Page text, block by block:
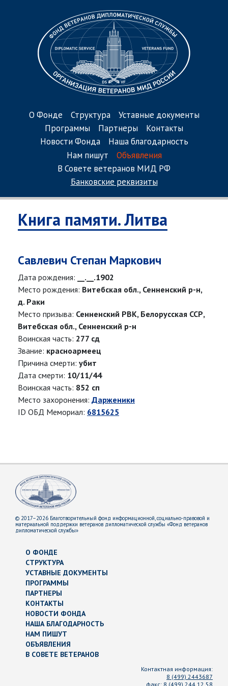
О Фонде Структура
Уставные документы
Программы
Партнеры
Контакты
Новости Фонда
Наша благодарность
Нам пишут
Объявления
В Совете ветеранов МИД РФ
Банковские реквизиты
Книга памяти. Литва
Савлевич Степан Маркович
Дата рождения:
__.__.1902
Место рождения: Витебская обл., Сенненский р-н,
д. Раки
Место призыва: Сенненский РВК, Белорусская ССР,
Витебская обл., Сенненский р-н
Воинская часть: 277 сд
Звание: красноармеец
Причина смерти: убит
Дата смерти: 10/11/44
Воинская часть: 852 сп
Место захоронения: Дарженики
ID ОБД Мемориал: 6815625
© 2017–2026 Благотворительный фонд информационной, социально-правовой и
материальной поддержки ветеранов дипломатической службы «Фонд ветеранов
дипломатической службы»
О ФОНДЕ
СТРУКТУРА
УСТАВНЫЕ ДОКУМЕНТЫ
ПРОГРАММЫ
ПАРТНЕРЫ
КОНТАКТЫ
НОВОСТИ ФОНДА
НАША БЛАГОДАРНОСТЬ
НАМ ПИШУТ
ОБЪЯВЛЕНИЯ
В СОВЕТЕ ВЕТЕРАНОВ
Контактная информация:
8 (499) 2443687
факс: 8 (499) 244 12 58